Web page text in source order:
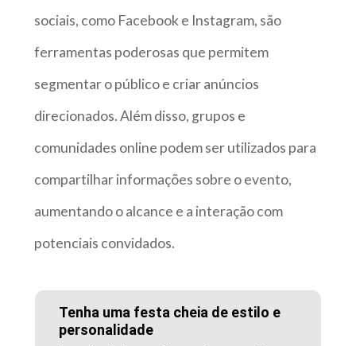
sociais, como Facebook e Instagram, são
ferramentas poderosas que permitem
segmentar o público e criar anúncios
direcionados. Além disso, grupos e
comunidades online podem ser utilizados para
compartilhar informações sobre o evento,
aumentando o alcance e a interação com
potenciais convidados.
Tenha uma festa cheia de estilo e
personalidade